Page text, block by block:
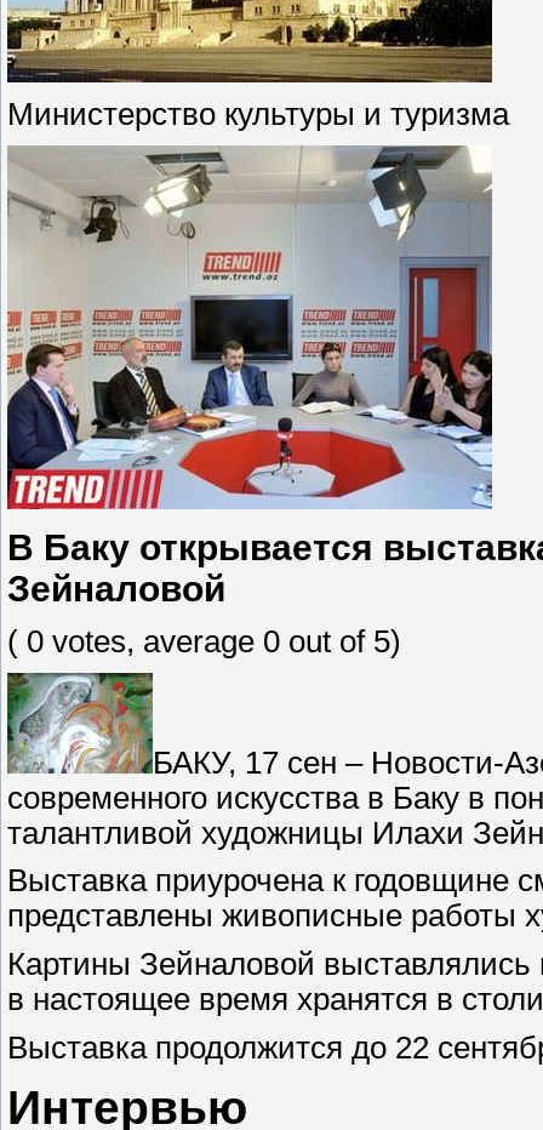
Министерство культуры и туризма
В Баку открывается
Зейналовой
( 0 votes, average 0 out of 5)
БАКУ, 17 сен – Новости-
современного искусства в Баку в
талантливой художницы Илахи
Выставка приурочена к годовщине
представлены живописные работы
Картины Зейналовой
в настоящее время хранятся в
Выставка продолжится до 22
Интервью